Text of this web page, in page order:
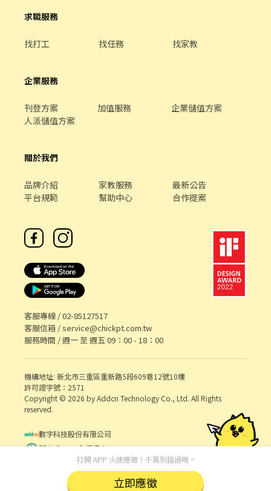
求職服務
找打工 找任務 找家教
企業服務
刊登方案 加值服務
企業儲值方案
人派儲值方案
關於我們
品牌介紹 家教服務
最新公告
平台規範
幫助中心 合作提案
客服專線 /02-85127517
客服信箱 /service@chickpt.com.tw
服務時間 / 週一 至 週五 09：00 - 18：00
機構地址: 新北市三重區重新路5段609巷12號10樓
許可證字號：2571
Copyright © 2026 by Addcn Technology Co., Ltd. All Rights
reserved.
數字科技股份有限公司
鄧白氏 ESG 永續標章
打開 APP 火速應徵！千萬別錯過唷 ~
立即應徵